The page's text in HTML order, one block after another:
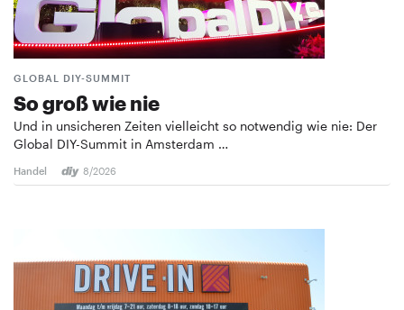
GLOBAL DIY-SUMMIT
So groß wie nie
Und in unsicheren Zeiten vielleicht so notwendig wie nie: Der
Global DIY-Summit in Amsterdam …
Handel 8/2026